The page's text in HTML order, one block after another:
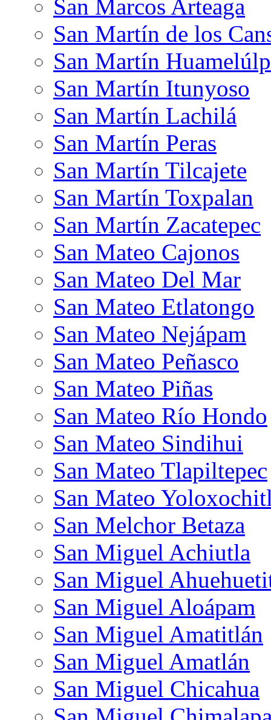
San Marcos Arteaga
San Martín de los
San Martín
San Martín Itunyoso
San Martín Lachilá
San Martín Peras
San Martín Tilcajete
San Martín Toxpalan
San Martín Zacatepec
San Mateo Cajonos
San Mateo Del Mar
San Mateo Etlatongo
San Mateo Nejápam
San Mateo Peñasco
San Mateo Piñas
San Mateo Río Hondo
San Mateo Sindihui
San Mateo Tlapiltepec
San Mateo
San Melchor Betaza
San Miguel Achiutla
San Miguel
San Miguel Aloápam
San Miguel Amatitlán
San Miguel Amatlán
San Miguel Chicahua